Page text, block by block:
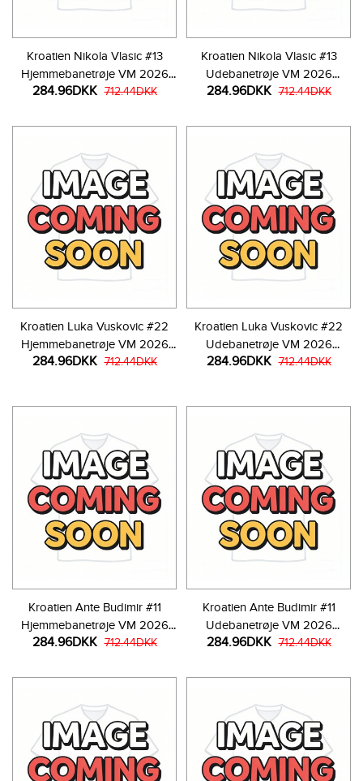
Kroatien Nikola Vlasic #13
Hjemmebanetrøje VM 2026
Kortærmet
284.96DKK 712.44DKK
Kroatien Nikola Vlasic #13
Udebanetrøje VM 2026
Kortærmet
284.96DKK 712.44DKK
Kroatien Luka Vuskovic #22
Hjemmebanetrøje VM 2026
Kortærmet
284.96DKK 712.44DKK
Kroatien Luka Vuskovic #22
Udebanetrøje VM 2026
Kortærmet
284.96DKK 712.44DKK
Kroatien Ante Budimir #11
Hjemmebanetrøje VM 2026
Kortærmet
284.96DKK 712.44DKK
Kroatien Ante Budimir #11
Udebanetrøje VM 2026
Kortærmet
284.96DKK 712.44DKK